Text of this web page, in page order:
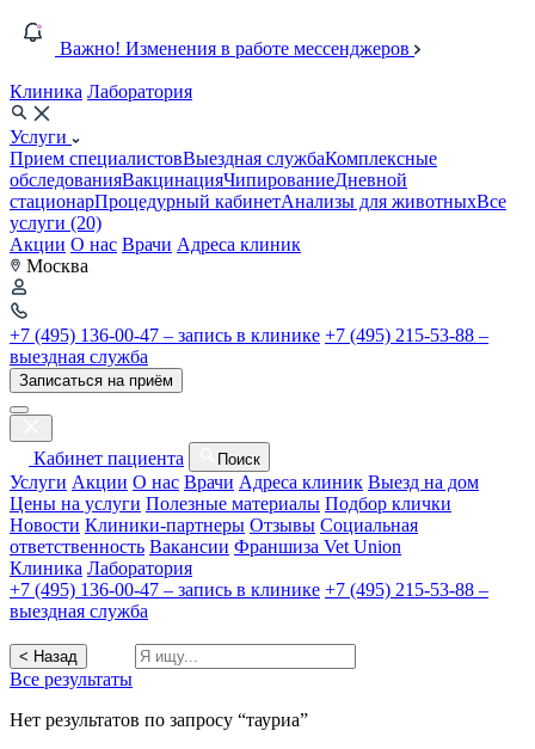
Важно! Изменения в работе мессенджеров
Клиника Лаборатория
Услуги
Прием специалистовВыездная службаКомплексные
обследованияВакцинацияЧипированиеДневной
стационарПроцедурный кабинетАнализы для животныхВсе
услуги (20)
Акции О нас Врачи Адреса клиник
Москва
+7 (495) 136-00-47 – запись в клинике +7 (495) 215-53-88 –
выездная служба
Записаться на приём
Кабинет пациента Поиск
Услуги Акции О нас Врачи Адреса клиник Выезд на дом
Цены на услуги Полезные материалы Подбор клички
Новости Клиники-партнеры Отзывы Социальная
ответственность Вакансии Франшиза Vet Union
Клиника Лаборатория
+7 (495) 136-00-47 – запись в клинике +7 (495) 215-53-88 –
выездная служба
< Назад
Все результаты
Нет результатов по запросу “тауриа”